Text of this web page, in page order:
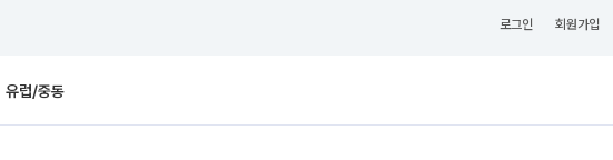
로그인 회원가입
유럽/중동